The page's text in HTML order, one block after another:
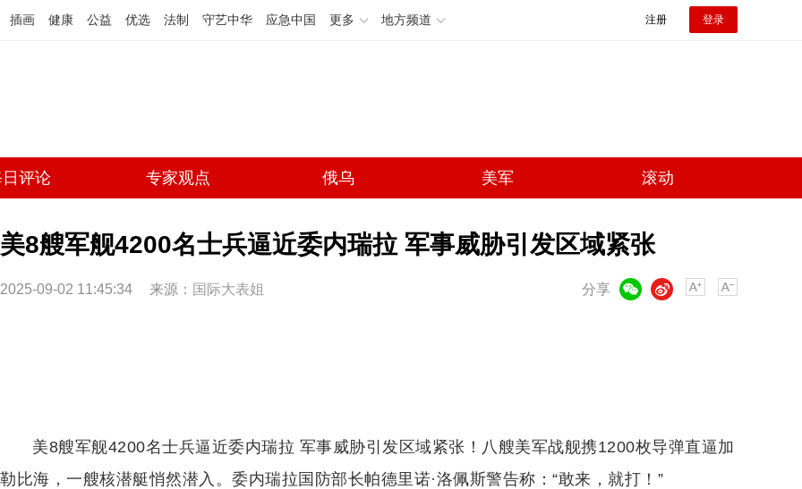
插画 健康 公益 优选 法制 守艺中华 应急中国 更多 地方频道 注册 登录
评论 专家观点 俄乌 美军 滚动
美8艘军舰4200名士兵逼近委内瑞拉 军事威胁引发区域紧张
2025-09-02 11:45:34 来源： 国际大表姐 分享
微博
美8艘军舰4200名士兵逼近委内瑞拉 军事威胁引发区域紧张！八艘美军战舰携1200枚导弹直逼加
勒比海，一艘核潜艇悄然潜入。委内瑞拉国防部长帕德里诺·洛佩斯警告称：“敢来，就打！”